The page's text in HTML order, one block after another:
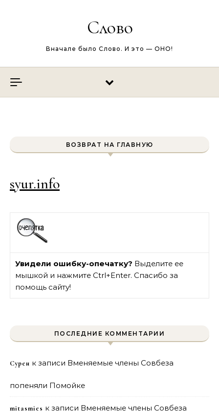
Слово
Вначале было Слово. И это — ОНО!
ВОЗВРАТ НА ГЛАВНУЮ
syur.info
Увидели ошибку-опечатку? Выделите ее
мышкой и нажмите Ctrl+Enter. Спасибо за
помощь сайту!
ПОСЛЕДНИЕ КОММЕНТАРИИ
Сурен к записи Вменяемые члены Совбеза
попеняли Помойке
mitasmies к записи Вменяемые члены Совбеза